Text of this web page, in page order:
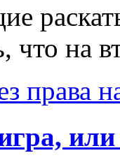
что на
права